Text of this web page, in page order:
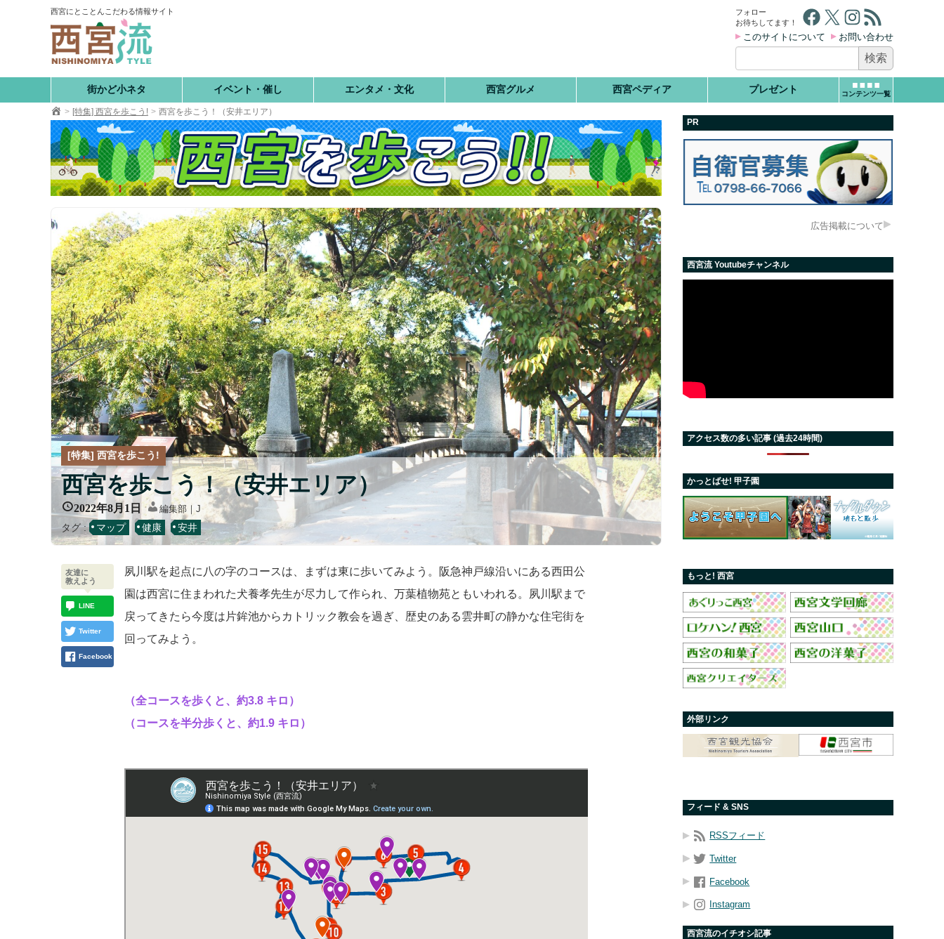
西宮にとことんこだわる情報サイト
街かど小ネタ イベント・催し エンタメ・文化 西宮グルメ 西宮ペディア プレゼント コンテンツ一覧
フォロー
お待ちしてます！
Facebook X Instagram RSS フィード
このサイトについて お問い合わせ
索:
[特集] 西宮を歩こう! 西宮を歩こう！（安井エリア）
[特集] 西宮を歩こう!
西宮を歩こう！（安井エリア）
2022年8月1日 編集部｜J
タグ : マップ 健康 安井
夙川駅を起点に八の字のコースは、まずは東に歩いてみよう。阪急神戸線沿いにある西田公
園は西宮に住まわれた犬養孝先生が尽力して作られ、万葉植物苑ともいわれる。夙川駅まで
戻ってきたら今度は片鉾池からカトリック教会を過ぎ、歴史のある雲井町の静かな住宅街を
回ってみよう。
（全コースを歩くと、約3.8 キロ）
（コースを半分歩くと、約1.9 キロ）
友達に
教えよう
LINE
Twitter
Facebook
PR
広告掲載について
西宮流 Youtubeチャンネル
アクセス数の多い記事 (過去24時間)
かっとばせ! 甲子園
もっと! 西宮
外部リンク
フィード & SNS
RSSフィード
Twitter
Facebook
Instagram
西宮流のイチオシ記事